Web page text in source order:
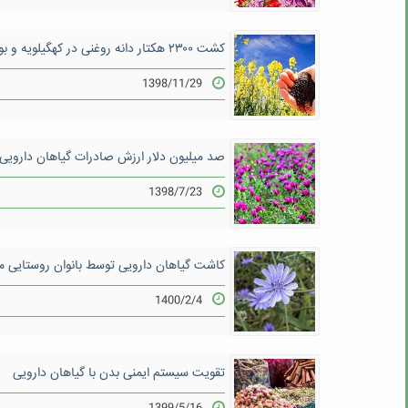
کشت ۲۳۰۰ هکتار دانه روغنی در کهگیلویه و بویراحمد
1398/11/29
صد میلیون دلار ارزش صادرات گیاهان
1398/7/23
کاشت گیاهان دارویی توسط بانوان
1400/2/4
تقویت سیستم ایمنی بدن با گیاهان دارویی